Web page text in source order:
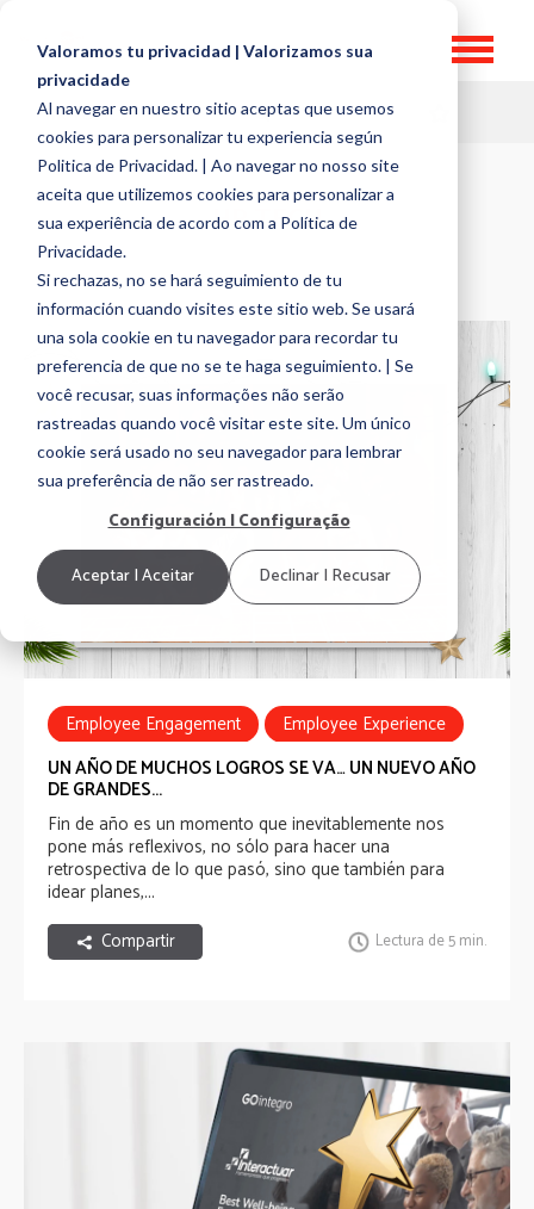
Valoramos tu privacidad | Valorizamos sua
privacidade
Al navegar en nuestro sitio aceptas que usemos
cookies para personalizar tu experiencia según
Politica de Privacidad. | Ao navegar no nosso site
aceita que utilizemos cookies para personalizar a
sua experiência de acordo com a Política de
Privacidade.
Si rechazas, no se hará seguimiento de tu
información cuando visites este sitio web. Se usará
una sola cookie en tu navegador para recordar tu
preferencia de que no se te haga seguimiento. | Se
você recusar, suas informações não serão
rastreadas quando você visitar este site. Um único
cookie será usado no seu navegador para lembrar
sua preferência de não ser rastreado.
Configuración | Configuração
Aceptar | Aceitar Declinar | Recusar
HR TOPICS
HR TECH
Employee Engagement
Employee Experience
Employee Benefits
HR Tech
well-being experience
Communications Experience
Recognition Experience
UN AÑO DE MUCHOS LOGROS SE VA… UN NUEVO AÑO
DE GRANDES...
Fin de año es un momento que inevitablemente nos
pone más reflexivos, no sólo para hacer una
retrospectiva de lo que pasó, sino que también para
idear planes,...
Compartir
Lectura de 5 min.